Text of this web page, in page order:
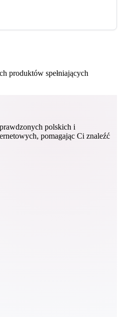
produktów spełniających
polskich i
pomagając Ci znaleźć